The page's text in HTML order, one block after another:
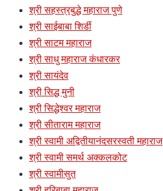
श्री सहस्त्रबुद्धे महाराज पुणे
श्री साईबाबा शिर्डी
श्री साटम महाराज
श्री साधु महाराज कंधारकर
श्री सायंदेव
श्री सिद्ध मुनी
श्री सिद्धेश्वर महाराज
श्री सीताराम महाराज
श्री स्वामी अद्वितीयानंदसरस्वती महाराज
श्री स्वामी समर्थ अक्कलकोट
श्री स्वामीसुत